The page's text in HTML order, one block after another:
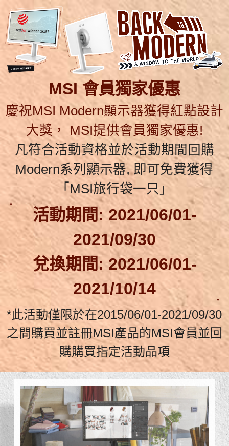
MSI 會員獨家優惠
慶祝MSI Modern顯示器獲得紅點設計
大獎， MSI提供會員獨家優惠!
凡符合活動資格並於活動期間回購
Modern系列顯示器, 即可免費獲得
「MSI旅行袋一只」
活動期間: 2021/06/01-
2021/09/30
兌換期間: 2021/06/01-
2021/10/14
*此活動僅限於在2015/06/01-2021/09/30
之間購買並註冊MSI產品的MSI會員並回
購購買指定活動品項